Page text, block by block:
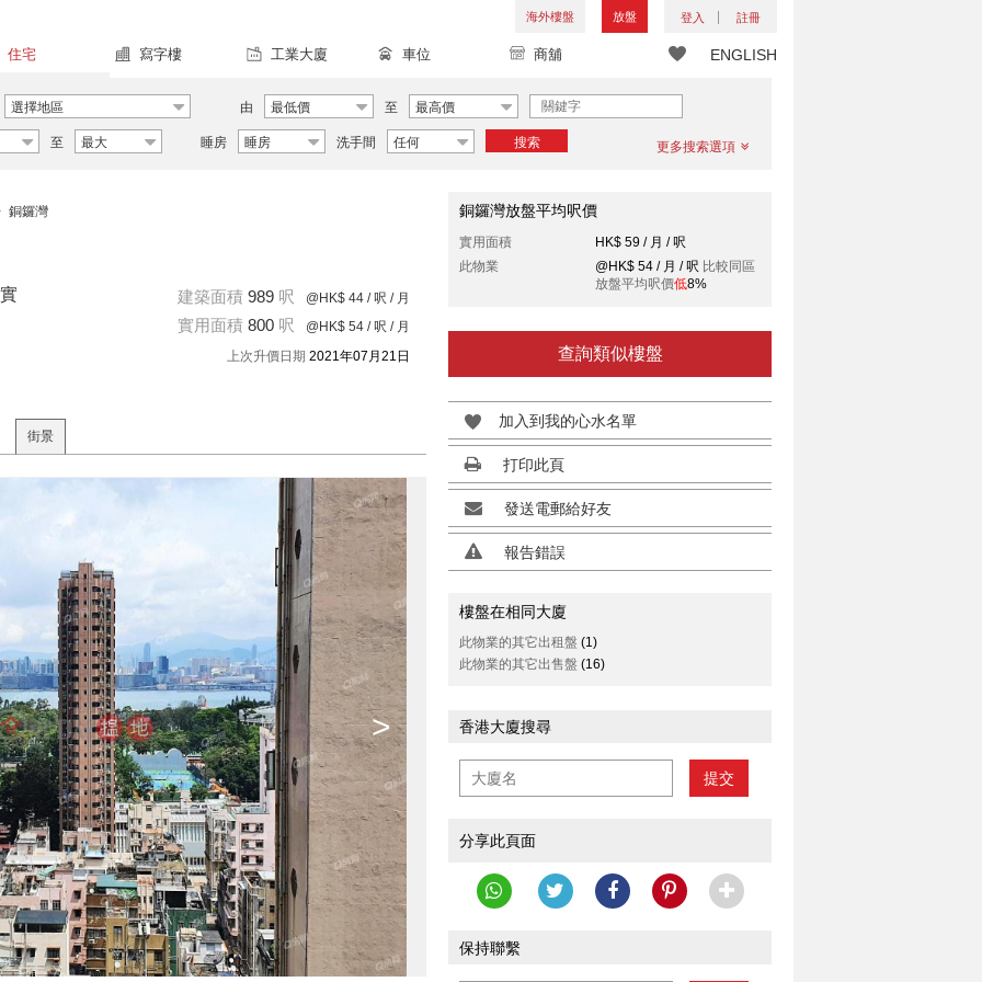
海外樓盤 放盤 登入 註冊
ENGLISH
住宅 寫字樓 工業大廈 車位 商舖
選擇地區 由 最低價 至 最高價
至 最大 睡房 睡房 洗手間 任何 搜索 更多搜索選項
銅鑼灣
建築面積 989 呎 @HK$ 44 / 呎 / 月
實用面積 800 呎 @HK$ 54 / 呎 / 月
上次升價日期 2021年07月21日
街景
>
銅鑼灣放盤平均呎價
實用面積
HK$ 59 / 月 / 呎
此物業
@HK$ 54 / 月 / 呎 比較同區
放盤平均呎價低8%
查詢類似樓盤
加入到我的心水名單
打印此頁
發送電郵給好友
報告錯誤
樓盤在相同大廈
此物業的其它出租盤 (1)
此物業的其它出售盤 (16)
香港大廈搜尋
提交
分享此頁面
保持聯繫